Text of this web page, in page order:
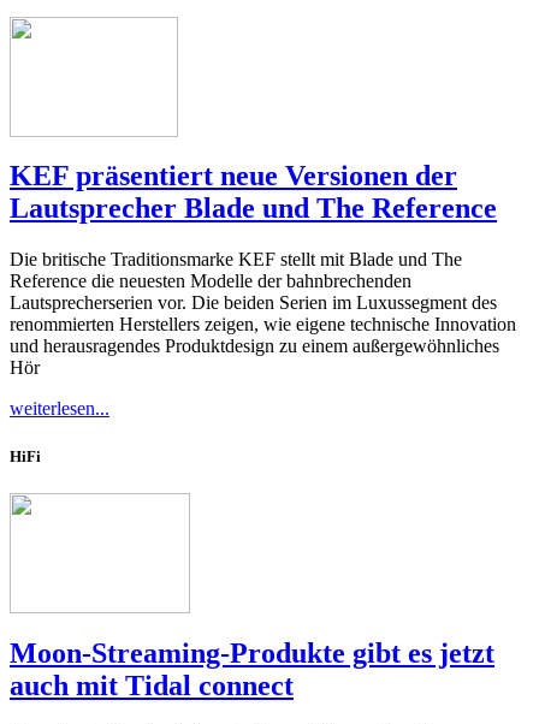
KEF präsentiert neue Versionen der
Lautsprecher Blade und The Reference
Die britische Traditionsmarke KEF stellt mit Blade und The
Reference die neuesten Modelle der bahnbrechenden
Lautsprecherserien vor. Die beiden Serien im Luxussegment des
renommierten Herstellers zeigen, wie eigene technische Innovation
und herausragendes Produktdesign zu einem außergewöhnliches
Hör
weiterlesen...
HiFi
Moon-Streaming-Produkte gibt es jetzt
auch mit Tidal connect